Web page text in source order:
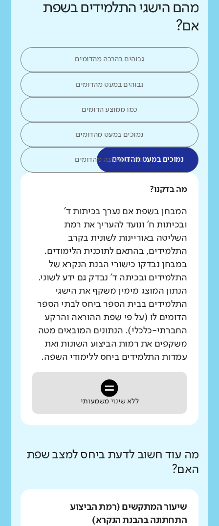
מהם הישגי התלמידים בשפת
אם?
גבוהים בהרבה מהדומים
גבוהים במעט מהדומים
כמו ממוצע הדומים
נמוכים במעט מהדומים
נמוכים במעט מהדומיםנמוכים בהרבה מהדומים
מה בדקנו?
המבחן בשפת אם נערך בכיתות ד'
ובכיתות ח' ונועד להעריך את רמת
השליטה באוריינות לשונית בקרב
התלמידים, בהתאם לתוכנית הלימודים.
במבחן נבדקו כישורי הבנת הנקרא של
התלמידים ובכיתה ד' נבדק גם ידע לשוני.
הנתון המוצג מימין משקף את הישגי
התלמידים בבית הספר ביחס לבתי הספר
הדומים לו (על פי שפת ההוראה והרקע
החברתי-כלכלי). הנתונים המובאים מטה
משקפים את רמות הביצוע השונות ואת
עמדות התלמידים ביחס ללימודי השפה.
ללא שינוי משמעותי
מה עוד חשוב לדעת ביחס למצב שפת
האם?
שיעור המתקשים (רמת הביצוע
התחתונה בהבנת הנקרא)